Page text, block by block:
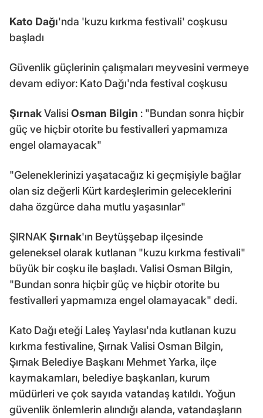
Kato Dağı'nda 'kuzu kırkma festivali' coşkusu
başladı
Güvenlik güçlerinin çalışmaları meyvesini vermeye
devam ediyor: Kato Dağı'nda festival coşkusu
ŞırnakValisiOsman Bilgin : "Bundan sonra hiçbir
güç ve hiçbir otorite bu festivalleri yapmamıza
engel olamayacak"
"Geleneklerinizi yaşatacağız ki geçmişiyle bağlar
olan siz değerli Kürt kardeşlerimin geleceklerini
daha özgürce daha mutlu yaşasınlar"
ŞIRNAKŞırnak'ın Beytüşşebap ilçesinde
geleneksel olarak kutlanan "kuzu kırkma festivali"
büyük bir coşku ile başladı. Valisi Osman Bilgin,
"Bundan sonra hiçbir güç ve hiçbir otorite bu
festivalleri yapmamıza engel olamayacak" dedi.
Kato Dağı eteği Laleş Yaylası'nda kutlanan kuzu
kırkma festivaline, Şırnak Valisi Osman Bilgin,
Şırnak Belediye Başkanı Mehmet Yarka, ilçe
kaymakamları, belediye başkanları, kurum
müdürleri ve çok sayıda vatandaş katıldı. Yoğun
güvenlik önlemlerin alındığı alanda, vatandaşların